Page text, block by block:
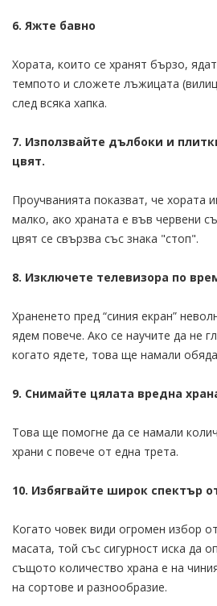
6. Яжте бавно
Хората, които се хранят бързо,
темпото и сложете лъжицата
след всяка хапка.
7. Използвайте дълбоки и
цвят.
Проучванията показват, че хората
малко, ако храната е във червени
цвят се свързва със знака "стоп".
8. Изключете телевизора по
Храненето пред “синия екран”
ядем повече. Ако се научите да не
когато ядете, това ще намали
9. Снимайте цялата вредна
Това ще помогне да се намали
храни с повече от една трета.
10. Избягвайте широк спектър
Когато човек види огромен избор
масата, той със сигурност иска да
същото количество храна е на
на сортове и разнообразие.